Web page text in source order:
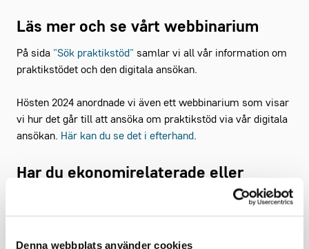
Denna webbplats använder cookies
Läs mer och se vårt webbinarium
På sida "Sök praktikstöd" samlar vi all vår information om
praktikstödet och den digitala ansökan.
Hösten 2024 anordnade vi även ett webbinarium som visar
vi hur det går till att ansöka om praktikstöd via vår digitala
ansökan. Här kan du se det i efterhand.
Har du ekonomirelaterade eller